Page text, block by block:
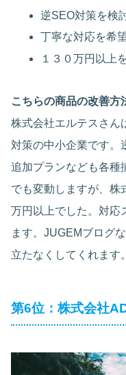
逆SEO対策を検
丁寧な対応を希
１３０万円以上
こちらの商品の改善方
株式会社エルテスさん
対策の中小企業です。
追加プランなども各種
でも変動しますが、株
万円以上でした。対応
ます。JUGEMブログ
立たなくしてくれます。
第6位：株式会社